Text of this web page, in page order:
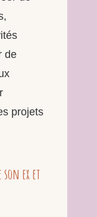
de
projets
ex et